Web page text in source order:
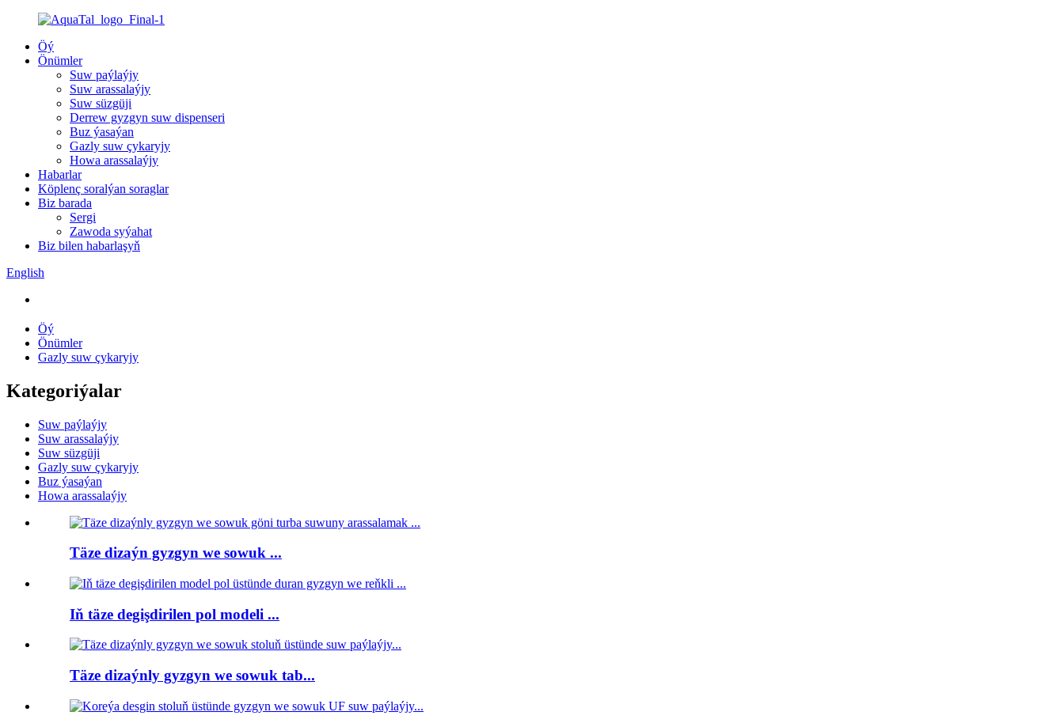
Öý
Önümler
Suw paýlaýjy
Suw arassalaýjy
Suw süzgüji
Derrew gyzgyn suw dispenseri
Buz ýasaýan
Gazly suw çykaryjy
Howa arassalaýjy
Habarlar
Köplenç soralýan soraglar
Biz barada
Sergi
Zawoda syýahat
Biz bilen habarlaşyň
English
Öý
Önümler
Gazly suw çykaryjy
Kategoriýalar
Suw paýlaýjy
Suw arassalaýjy
Suw süzgüji
Gazly suw çykaryjy
Buz ýasaýan
Howa arassalaýjy
Täze dizaýn gyzgyn we sowuk ...
Iň täze degişdirilen pol modeli ...
Täze dizaýnly gyzgyn we sowuk tab...